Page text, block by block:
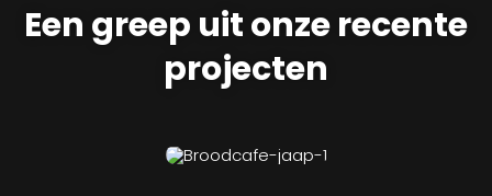
Een greep uit onze recente
projecten